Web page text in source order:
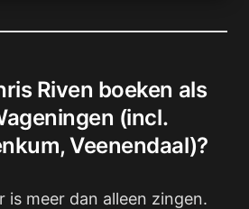
Riven boeken als
(incl.
Veenendaal)?
is meer dan alleen zingen.